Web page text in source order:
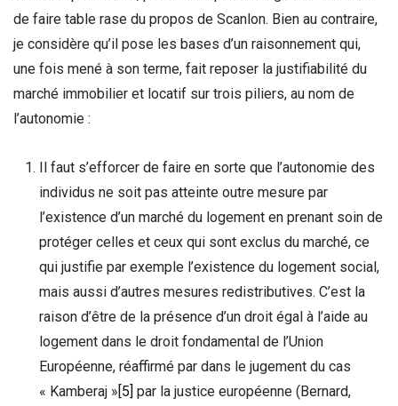
de faire table rase du propos de Scanlon. Bien au contraire,
je considère qu’il pose les bases d’un raisonnement qui,
une fois mené à son terme, fait reposer la justifiabilité du
marché immobilier et locatif sur trois piliers, au nom de
l’autonomie :
Il faut s’efforcer de faire en sorte que l’autonomie des
individus ne soit pas atteinte outre mesure par
l’existence d’un marché du logement en prenant soin de
protéger celles et ceux qui sont exclus du marché, ce
qui justifie par exemple l’existence du logement social,
mais aussi d’autres mesures redistributives. C’est la
raison d’être de la présence d’un droit égal à l’aide au
logement dans le droit fondamental de l’Union
Européenne, réaffirmé par dans le jugement du cas
« Kamberaj »[5] par la justice européenne (Bernard,